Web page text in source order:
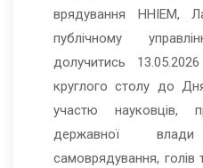
врядування ННІЕМ,
публічному
долучитись
круглого столу до
участю науковців,
державної
самоврядування, голів